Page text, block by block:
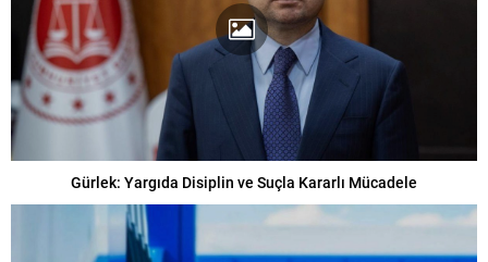
Gürlek: Yargıda Disiplin ve Suçla Kararlı Mücadele